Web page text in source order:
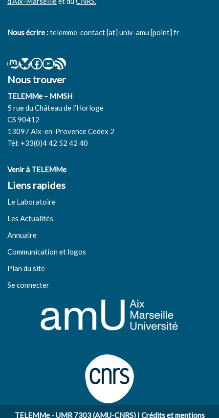
Nous écrire :telemme-contact [at] univ-amu [point] fr
Nous trouver
TELEMMe – MMSH
5 rue du Château de l’Horloge
CS 90412
13097 Aix-en-Provence Cedex 2
Tél: +33(0)4 42 52 42 40
Venir à TELEMMe
Liens rapides
Le Laboratoire
Les Actualités
Annuaire
Communication et logos
Plan du site
Se connecter
TELEMMe - UMR 7303 (AMU-CNRS)| Crédits et mentions